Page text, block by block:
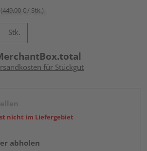
(449,00 € / Stk.)
Stk.
für Stückgut
nicht im Liefergebiet
abholen